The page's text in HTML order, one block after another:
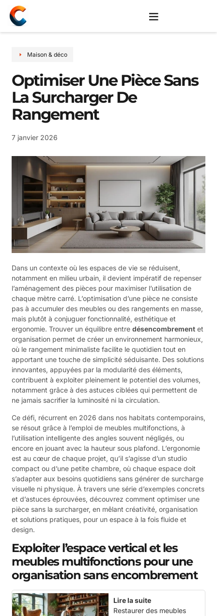
Maison & déco
Optimiser Une Pièce Sans
La Surcharger De
Rangement
7 janvier 2026
Dans un contexte où les espaces de vie se réduisent,
notamment en milieu urbain, il devient impératif de repenser
l’aménagement des pièces pour maximiser l’utilisation de
chaque mètre carré. L’optimisation d’une pièce ne consiste
pas à accumuler des meubles ou des rangements en masse,
mais plutôt à conjuguer fonctionnalité, esthétique et
ergonomie. Trouver un équilibre entre désencombrement et
organisation permet de créer un environnement harmonieux,
où le rangement minimaliste facilite le quotidien tout en
apportant une touche de simplicité séduisante. Des solutions
innovantes, appuyées par la modularité des éléments,
contribuent à exploiter pleinement le potentiel des volumes,
notamment grâce à des astuces ciblées qui permettent de
ne jamais sacrifier la luminosité ni la circulation.
Ce défi, récurrent en 2026 dans nos habitats contemporains,
se résout grâce à l’emploi de meubles multifonctions, à
l’utilisation intelligente des angles souvent négligés, ou
encore en jouant avec la hauteur sous plafond. L’ergonomie
est au cœur de chaque projet, qu’il s’agisse d’un studio
compact ou d’une petite chambre, où chaque espace doit
s’adapter aux besoins quotidiens sans générer de surcharge
visuelle ni physique. À travers une série d’exemples concrets
et d’astuces éprouvées, découvrez comment optimiser une
pièce sans la surcharger, en mêlant créativité, organisation
et solutions pratiques, pour un espace à la fois fluide et
design.
Exploiter l’espace vertical et les
meubles multifonctions pour une
organisation sans encombrement
Lire la suite
Restaurer des meubles